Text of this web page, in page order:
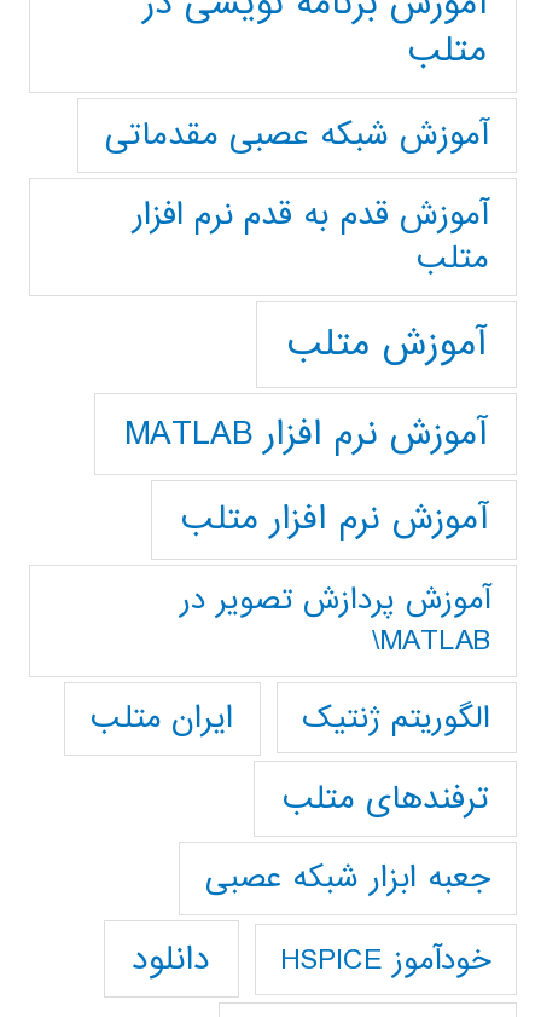
متلب
آموزش شبکه عصبی مقدماتی
آموزش قدم به قدم نرم افزار
متلب
آموزش متلب
آموزش نرم افزار MATLAB
آموزش نرم افزار متلب
آموزش پردازش تصوير در
MATLAB\
الگوریتم ژنتیک
ایران متلب
ترفندهای متلب
جعبه ابزار شبکه عصبی
خودآموز HSPICE دانلود